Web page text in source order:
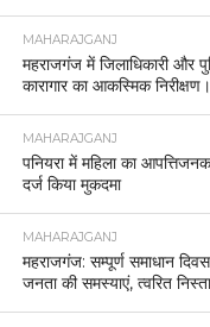
MAHARAJGANJ
महराजगंज में जिलाधिकारी और
कारागार का आकस्मिक निरीक्षण।
MAHARAJGANJ
पनियरा में महिला का
दर्ज किया मुकदमा
MAHARAJGANJ
महराजगंज: सम्पूर्ण समाधान
जनता की समस्याएं, त्वरित